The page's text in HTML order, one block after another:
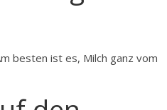
besten ist es, Milch ganz vom